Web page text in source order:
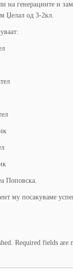
на генерациите и
Џелал од 3-2кл.
Поповска.
посакуваме
Required fields are